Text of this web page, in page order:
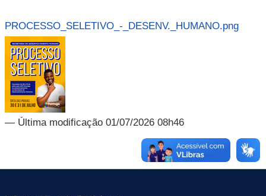
PROCESSO_SELETIVO_-_DESENV._HUMANO.png
— Última modificação 01/07/2026 08h46